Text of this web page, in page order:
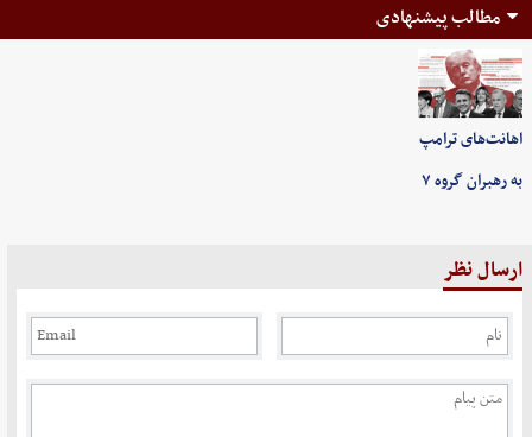
مطالب پیشنهادی
اهانت‌های ترامپ
به رهبران گروه ۷
ارسال نظر